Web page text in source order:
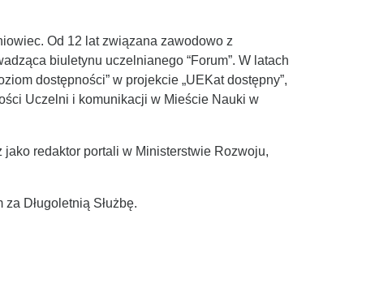
Od 12 lat związana zawodowo z
biuletynu uczelnianego “Forum”. W latach
dostępności” w projekcie „UEKat dostępny”,
Uczelni i komunikacji w Mieście Nauki w
redaktor portali w Ministerstwie Rozwoju,
Długoletnią Służbę.